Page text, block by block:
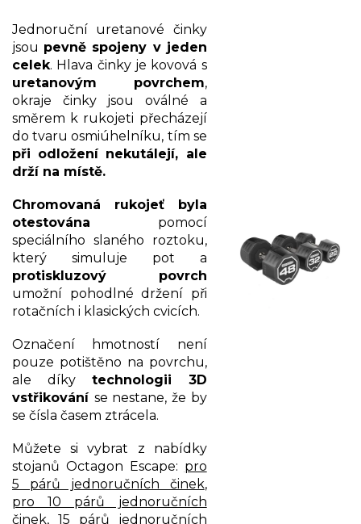
Jednoruční uretanové činky
jsou pevně spojeny v jeden
celek. Hlava činky je kovová s
uretanovým povrchem,
okraje činky jsou oválné a
směrem k rukojeti přecházejí
do tvaru osmiúhelníku, tím se
při odložení nekutálejí, ale
drží na místě.
Chromovaná rukojeť byla
otestována pomocí
speciálního slaného roztoku,
který simuluje pot a
protiskluzový povrch
umožní pohodlné držení při
rotačních i klasických cvicích.
Označení hmotností není
pouze potištěno na povrchu,
ale díky technologii 3D
vstřikování se nestane, že by
se čísla časem ztrácela.
Můžete si vybrat z nabídky
stojanů Octagon Escape: pro
5 párů jednoručních činek,
pro 10 párů jednoručních
činek, 15 párů jednoručních